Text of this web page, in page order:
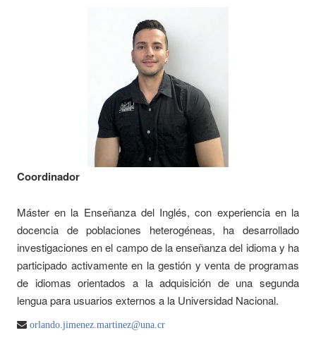
Coordinador
Máster en la Enseñanza del Inglés, con experiencia en la
docencia de poblaciones heterogéneas, ha desarrollado
investigaciones en el campo de la enseñanza del idioma y ha
participado activamente en la gestión y venta de programas
de idiomas orientados a la adquisición de una segunda
lengua para usuarios externos a la Universidad Nacional.
orlando.jimenez.martinez@una.cr